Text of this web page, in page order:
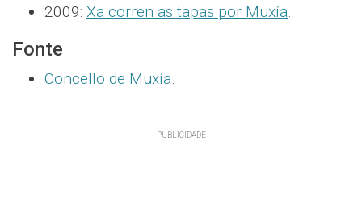
2009: Xa corren as tapas por Muxía.
Fonte
Concello de Muxía.